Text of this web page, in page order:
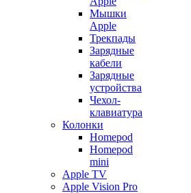
Мышки
Apple
Трекпады
Зарядные
кабели
Зарядные
устройства
Чехол-
клавиатура
Колонки
Homepod
Homepod
mini
Apple TV
Apple Vision Pro